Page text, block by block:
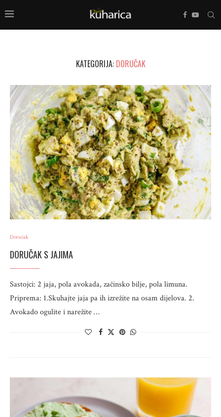
KATEGORIJA: DORUČAK
Doručak
DORUČAK S JAJIMA
Sastojci: 2 jaja, pola avokada, začinsko bilje, pola limuna.
Priprema: 1.Skuhajte jaja pa ih izrežite na osam dijelova. 2.
Avokado ogulite i narežite …